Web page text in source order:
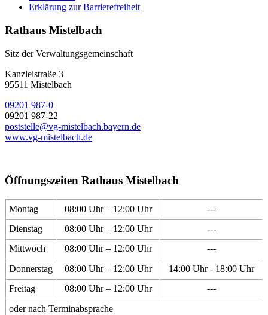
Erklärung zur Barrierefreiheit
Rathaus Mistelbach
Sitz der Verwaltungsgemeinschaft
Kanzleistraße 3
95511 Mistelbach
09201 987-0
09201 987-22
poststelle@vg-mistelbach.bayern.de
www.vg-mistelbach.de
Öffnungszeiten Rathaus Mistelbach
Montag 08:00 Uhr – 12:00 Uhr
---
Dienstag
08:00 Uhr – 12:00 Uhr
---
Mittwoch
08:00 Uhr – 12:00 Uhr
---
Donnerstag
08:00 Uhr – 12:00 Uhr
14:00 Uhr - 18:00 Uhr
Freitag
08:00 Uhr – 12:00 Uhr
---
oder nach Terminabsprache